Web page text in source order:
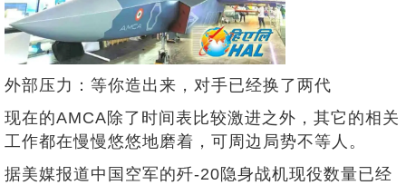
外部压力：等你造出来，对手已经换了两代
现在的AMCA除了时间表比较激进之外，其它的相关
工作都在慢慢悠悠地磨着，可周边局势不等人。
据美媒报道中国空军的歼-20隐身战机现役数量已经